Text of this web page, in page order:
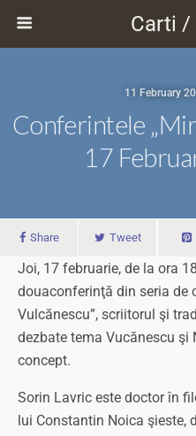
Carti /
11 February
Conferintele
17
Share Tweet
Joi, 17 februarie, de la ora
douaconferinţă din seria de
Vulcănescu”, scriitorul şi
dezbate tema Vucănescu şi
concept.
Sorin Lavric este doctor în
lui Constantin Noica şieste,